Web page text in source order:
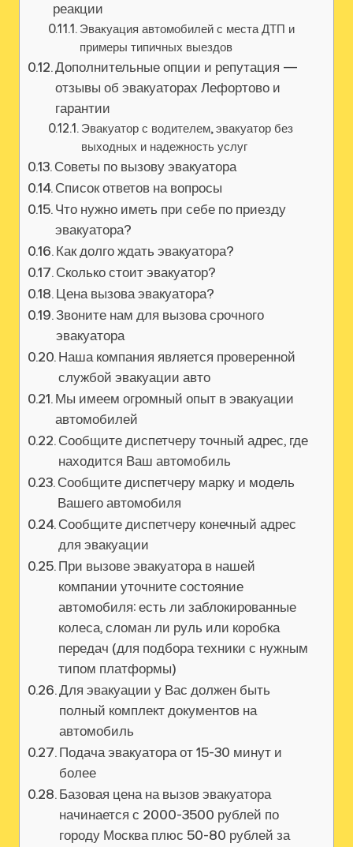
реакции
Эвакуация автомобилей с места ДТП и
примеры типичных выездов
Дополнительные опции и репутация —
отзывы об эвакуаторах Лефортово и
гарантии
Эвакуатор с водителем, эвакуатор без
выходных и надежность услуг
Советы по вызову эвакуатора
Список ответов на вопросы
Что нужно иметь при себе по приезду
эвакуатора?
Как долго ждать эвакуатора?
Сколько стоит эвакуатор?
Цена вызова эвакуатора?
Звоните нам для вызова срочного
эвакуатора
Наша компания является проверенной
службой эвакуации авто
Мы имеем огромный опыт в эвакуации
автомобилей
Сообщите диспетчеру точный адрес, где
находится Ваш автомобиль
Сообщите диспетчеру марку и модель
Вашего автомобиля
Сообщите диспетчеру конечный адрес
для эвакуации
При вызове эвакуатора в нашей
компании уточните состояние
автомобиля: есть ли заблокированные
колеса, сломан ли руль или коробка
передач (для подбора техники с нужным
типом платформы)
Для эвакуации у Вас должен быть
полный комплект документов на
автомобиль
Подача эвакуатора от 15-30 минут и
более
Базовая цена на вызов эвакуатора
начинается с 2000-3500 рублей по
городу Москва плюс 50-80 рублей за